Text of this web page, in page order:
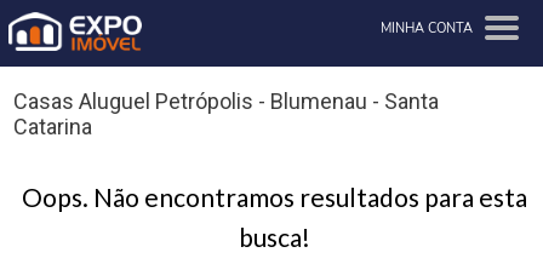
MINHA CONTA
Casas Aluguel Petrópolis - Blumenau - Santa
Catarina
Oops. Não encontramos resultados para esta
busca!